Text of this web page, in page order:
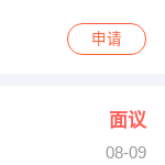
申请
面议
08-09